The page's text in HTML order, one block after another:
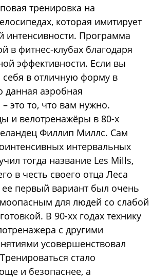
тренировка на
которая имитирует
интенсивности. Программа
в фитнес-клубах благодаря
эффективности. Если вы
себя в отличную форму в
данная аэробная
это то, что вам нужно.
и велотренажёры в 80-х
Филлип Миллс. Сам
интервальных
тогда название Les Mills,
в честь своего отца Леса
первый вариант был очень
для людей со слабой
В 90-хх годах технику
с другими
усовершенствовал
стало
и безопаснее, а